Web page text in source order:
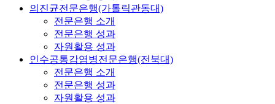
의진균전문은행(가톨릭관동대)
전문은행 소개
전문은행 성과
자원활용 성과
인수공통감염병전문은행(전북대)
전문은행 소개
전문은행 성과
자원활용 성과